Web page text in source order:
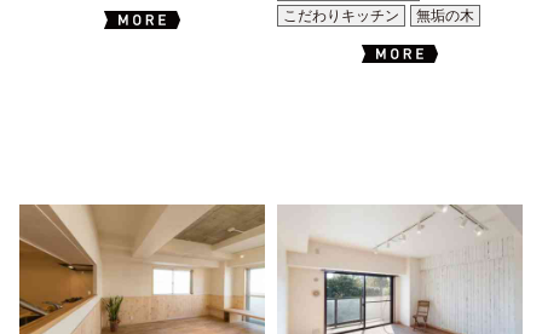
こだわりキッチン
無垢の木